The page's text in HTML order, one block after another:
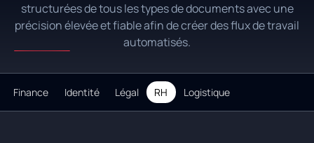
structurées de tous les types de documents avec une
précision élevée et fiable afin de créer des flux de travail
automatisés.
Finance Identité Légal RH Logistique